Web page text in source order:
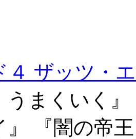
４ ザッツ・
うまくいく
』 『闇の帝